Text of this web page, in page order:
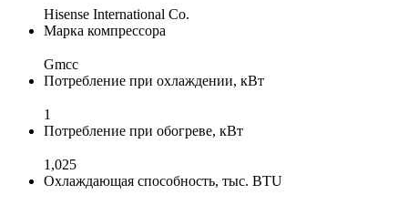
Hisense International Co.
Марка компрессора
Gmcc
Потребление при охлаждении, кВт
1
Потребление при обогреве, кВт
1,025
Охлаждающая способность, тыс. BTU